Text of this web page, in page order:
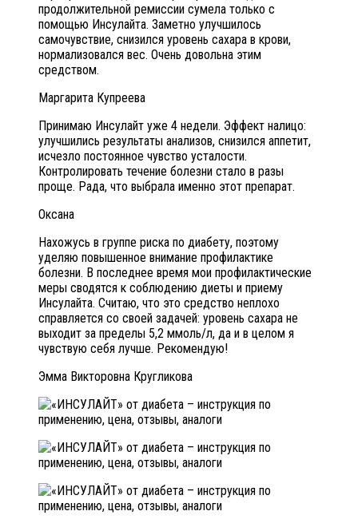
продолжительной ремиссии сумела только с
помощью Инсулайта. Заметно улучшилось
самочувствие, снизился уровень сахара в крови,
нормализовался вес. Очень довольна этим
средством.
Маргарита Купреева
Принимаю Инсулайт уже 4 недели. Эффект налицо:
улучшились результаты анализов, снизился аппетит,
исчезло постоянное чувство усталости.
Контролировать течение болезни стало в разы
проще. Рада, что выбрала именно этот препарат.
Оксана
Нахожусь в группе риска по диабету, поэтому
уделяю повышенное внимание профилактике
болезни. В последнее время мои профилактические
меры сводятся к соблюдению диеты и приему
Инсулайта. Считаю, что это средство неплохо
справляется со своей задачей: уровень сахара не
выходит за пределы 5,2 ммоль/л, да и в целом я
чувствую себя лучше. Рекомендую!
Эмма Викторовна Кругликова